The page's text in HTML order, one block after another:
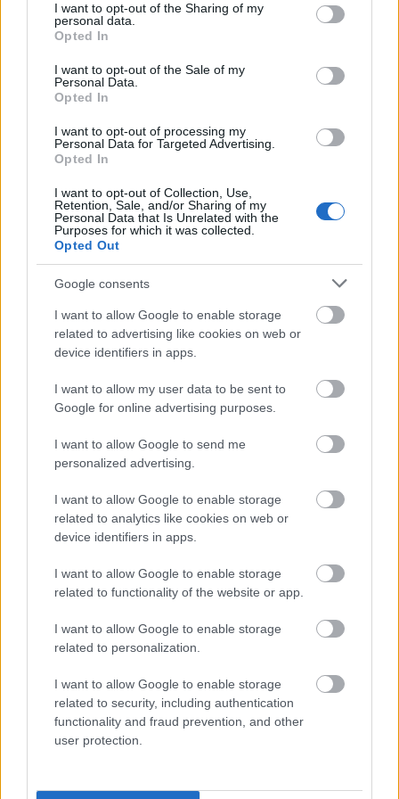
not limited to your visit or usage behaviour. You may click to
grant or deny consent to Google and its third-party tags to
use your data for below specified purposes in below Google
consent section.
I want to opt-out of the Sharing of my
personal data.
Opted In
I want to opt-out of the Sale of my
Personal Data.
Opted In
I want to opt-out of processing my
Personal Data for Targeted Advertising.
Opted In
I want to opt-out of Collection, Use,
Retention, Sale, and/or Sharing of my
Personal Data that Is Unrelated with the
Purposes for which it was collected.
Opted Out
Google consents
I want to allow Google to enable storage
related to advertising like cookies on web or
device identifiers in apps.
I want to allow my user data to be sent to
Google for online advertising purposes.
I want to allow Google to send me
personalized advertising.
I want to allow Google to enable storage
related to analytics like cookies on web or
device identifiers in apps.
I want to allow Google to enable storage
related to functionality of the website or app.
I want to allow Google to enable storage
related to personalization.
I want to allow Google to enable storage
related to security, including authentication
functionality and fraud prevention, and other
user protection.
Amerika Képzőművészet Képző
AZ EMBERSÉG ÜNNEPE
„NEM TÖBB EZER EMBERRE UTAZUNK, HANEM
EGY VÁLOGATOTT TÁRSASÁGRA”